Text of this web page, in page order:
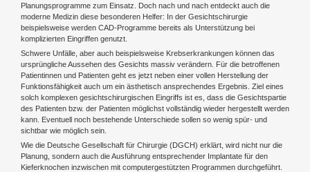
Planungsprogramme zum Einsatz. Doch nach und nach entdeckt auch die
moderne Medizin diese besonderen Helfer: In der Gesichtschirurgie
beispielsweise werden CAD-Programme bereits als Unterstützung bei
komplizierten Eingriffen genutzt.
Schwere Unfälle, aber auch beispielsweise Krebserkrankungen können das
ursprüngliche Aussehen des Gesichts massiv verändern. Für die betroffenen
Patientinnen und Patienten geht es jetzt neben einer vollen Herstellung der
Funktionsfähigkeit auch um ein ästhetisch ansprechendes Ergebnis. Ziel eines
solch komplexen gesichtschirurgischen Eingriffs ist es, dass die Gesichtspartie
des Patienten bzw. der Patienten möglichst vollständig wieder hergestellt werden
kann. Eventuell noch bestehende Unterschiede sollen so wenig spür- und
sichtbar wie möglich sein.
Wie die Deutsche Gesellschaft für Chirurgie (DGCH) erklärt, wird nicht nur die
Planung, sondern auch die Ausführung entsprechender Implantate für den
Kieferknochen inzwischen mit computergestützten Programmen durchgeführt.